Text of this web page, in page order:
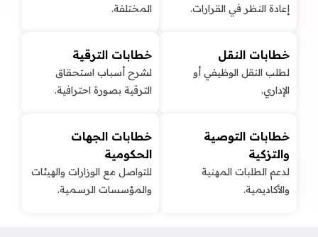
إعادة النظر في القرارات.
المختلفة.
خطابات النقل
لطلب النقل الوظيفي أو
الإداري.
خطابات الترقية
لشرح أسباب استحقاق
الترقية بصورة احترافية.
خطابات التوصية
والتزكية
لدعم الطلبات المهنية
والأكاديمية.
خطابات الجهات
الحكومية
للتواصل مع الوزارات والهيئات
والمؤسسات الرسمية.